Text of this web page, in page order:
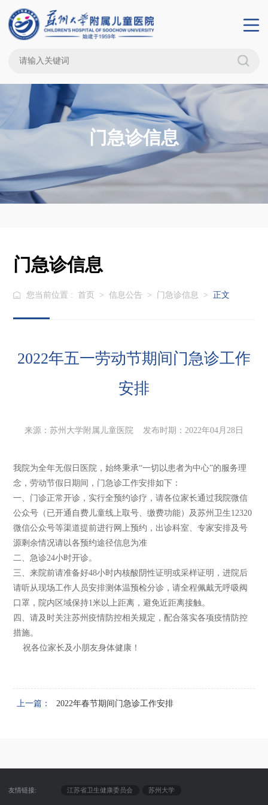
门急诊信息
门急诊信息
您当前位置 : 首页 > 信息公告 > 门急诊信息 > 正文
2022年五一劳动节期间门急诊工作
安排
来源：苏州大学附属儿童医院 发布时期：2022年04月28日
我院为全年无假日医院，始终秉承“一切以患者为中心”的服务理
念，劳动节假日期间，门急诊工作安排如下：
一、门诊正常开诊，实行全预约诊疗，请各位家长通过我院微信
公众号（已开通自费儿童线上取号、缴费功能）及苏州卫生12320
微信公众号等渠道提前进行网上预约，出诊科室、专家安排及号
源剩余情况请以各预约途径信息为准
二、急诊24小时开诊。
三、来院前请准备好48小时内核酸阴性证明或采样证明，进院后
请听从现场工作人员安排测体温预检分诊，请全程佩戴无呼吸阀
口罩，院内区域保持1米以上距离，避免近距离接触。
四、请及时关注苏州疫情防控相关规定，配合落实各项疫情防控
措施。
祝各位家长及小朋友身体健康！
上一篇： 2022年春节期间门急诊工作安排
友情链接: 江苏省卫生健康委员会 苏州大学